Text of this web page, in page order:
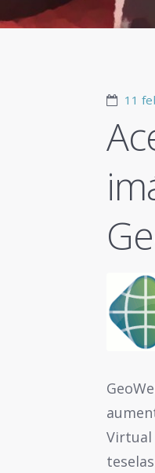
11
Virtual